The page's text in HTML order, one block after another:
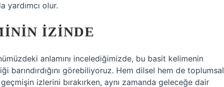
yardımcı olur.
İZINDE
anlamını incelediğimizde, bu basit kelimenin
barındırdığını görebiliyoruz. Hem dilsel hem de toplumsal
izlerini bırakırken, aynı zamanda geleceğe dair